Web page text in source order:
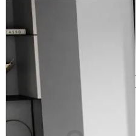
Scaune
Seturi Canapele & Fotolii
Seturi Masă & Scaune
Despre Noi
Contact
Caută
după:
Coș /